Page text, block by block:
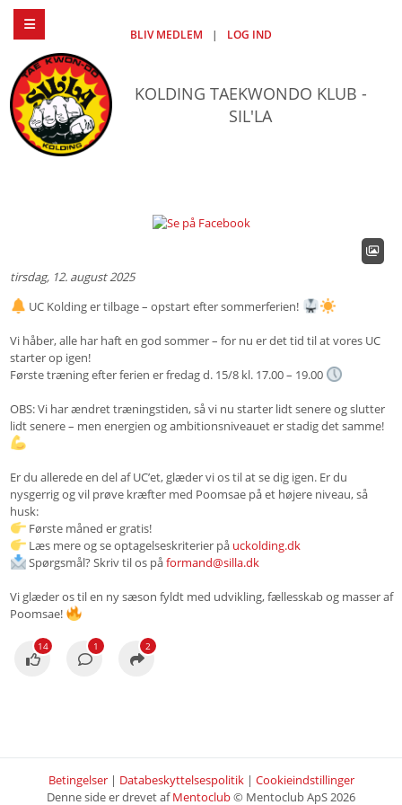
BLIV MEDLEM | LOG IND
KOLDING TAEKWONDO KLUB -
SIL'LA
tirsdag, 12. august 2025
UC Kolding er tilbage – opstart efter sommerferien!
Vi håber, alle har haft en god sommer – for nu er det tid til at vores UC
starter op igen!
Første træning efter ferien er fredag d. 15/8 kl. 17.00 – 19.00
OBS: Vi har ændret træningstiden, så vi nu starter lidt senere og slutter
lidt senere – men energien og ambitionsniveauet er stadig det samme!
Er du allerede en del af UC’et, glæder vi os til at se dig igen. Er du
nysgerrig og vil prøve kræfter med Poomsae på et højere niveau, så
husk:
Første måned er gratis!
Læs mere og se optagelseskriterier på uckolding.dk
Spørgsmål? Skriv til os påformand@silla.dk
Vi glæder os til en ny sæson fyldt med udvikling, fællesskab og masser af
Poomsae!
14 1 2
Betingelser | Databeskyttelsespolitik | Cookieindstillinger
Denne side er drevet afMentoclub© Mentoclub ApS 2026